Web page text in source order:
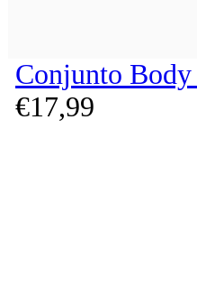
Conjunto Body
€17,99